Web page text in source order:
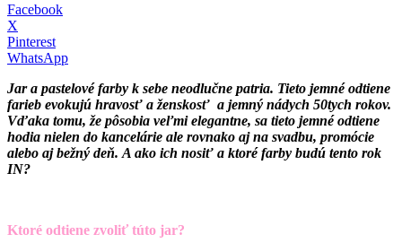
Facebook
X
Pinterest
WhatsApp
Jar a pastelové farby k sebe neodlučne patria. Tieto jemné odtiene
farieb evokujú hravosť a ženskosť a jemný nádych 50tych rokov.
Vďaka tomu, že pôsobia veľmi elegantne, sa tieto jemné odtiene
hodia nielen do kancelárie ale rovnako aj na svadbu, promócie
alebo aj bežný deň. A ako ich nosiť a ktoré farby budú tento rok
IN?
Ktoré odtiene zvoliť túto jar?